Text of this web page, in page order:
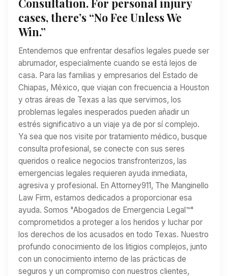
Consultation. For personal injury
cases, there’s “No Fee Unless We
Win.”
Entendemos que enfrentar desafíos legales puede ser
abrumador, especialmente cuando se está lejos de
casa. Para las familias y empresarios del Estado de
Chiapas, México, que viajan con frecuencia a Houston
y otras áreas de Texas a las que servimos, los
problemas legales inesperados pueden añadir un
estrés significativo a un viaje ya de por sí complejo.
Ya sea que nos visite por tratamiento médico, busque
consulta profesional, se conecte con sus seres
queridos o realice negocios transfronterizos, las
emergencias legales requieren ayuda inmediata,
agresiva y profesional. En Attorney911, The Manginello
Law Firm, estamos dedicados a proporcionar esa
ayuda. Somos "Abogados de Emergencia Legal™"
comprometidos a proteger a los heridos y luchar por
los derechos de los acusados en todo Texas. Nuestro
profundo conocimiento de los litigios complejos, junto
con un conocimiento interno de las prácticas de
seguros y un compromiso con nuestros clientes,